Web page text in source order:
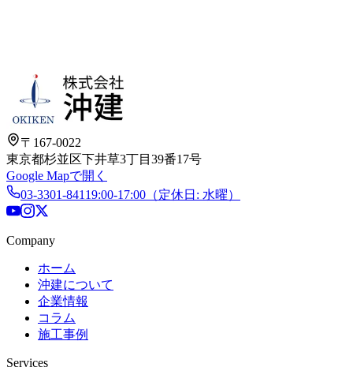
〒167-0022
東京都杉並区下井草3丁目39番17号
Google Mapで開く
03-3301-84119:00-17:00 （定休日: 水曜）
Company
ホーム
沖建について
企業情報
コラム
施工事例
Services